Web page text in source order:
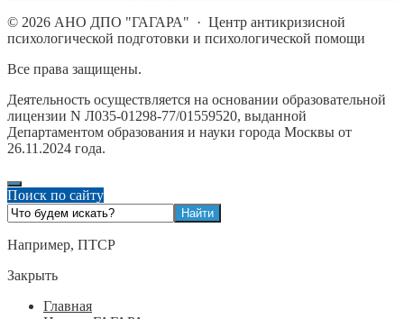
© 2026 АНО ДПО "ГАГАРА" · Центр антикризисной
психологической подготовки и психологической помощи
Все права защищены.
Деятельность осуществляется на основании образовательной
лицензии N Л035-01298-77/01559520, выданной
Департаментом образования и науки города Москвы от
26.11.2024 года.
Поиск по сайту
Например, ПТСР
Закрыть
Главная